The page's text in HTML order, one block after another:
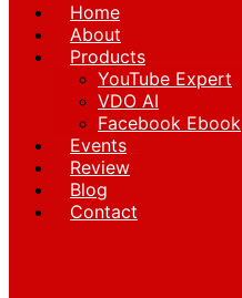
Home
About
Products
YouTube Expert
VDO AI
Facebook Ebook
Events
Review
Blog
Contact